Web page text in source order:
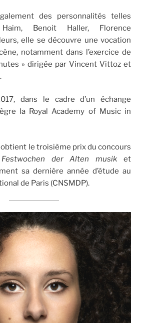
des personnalités telles
Haim, Benoit Haller, Florence
elle se découvre une vocation
notamment dans l’exercice de
» dirigée par Vincent Vittoz et
dans le cadre d’un échange
la Royal Academy of Music in
obtient le troisième prix du concours
Festwochen der Alten musiket
sa dernière année d’étude au
de Paris (CNSMDP).